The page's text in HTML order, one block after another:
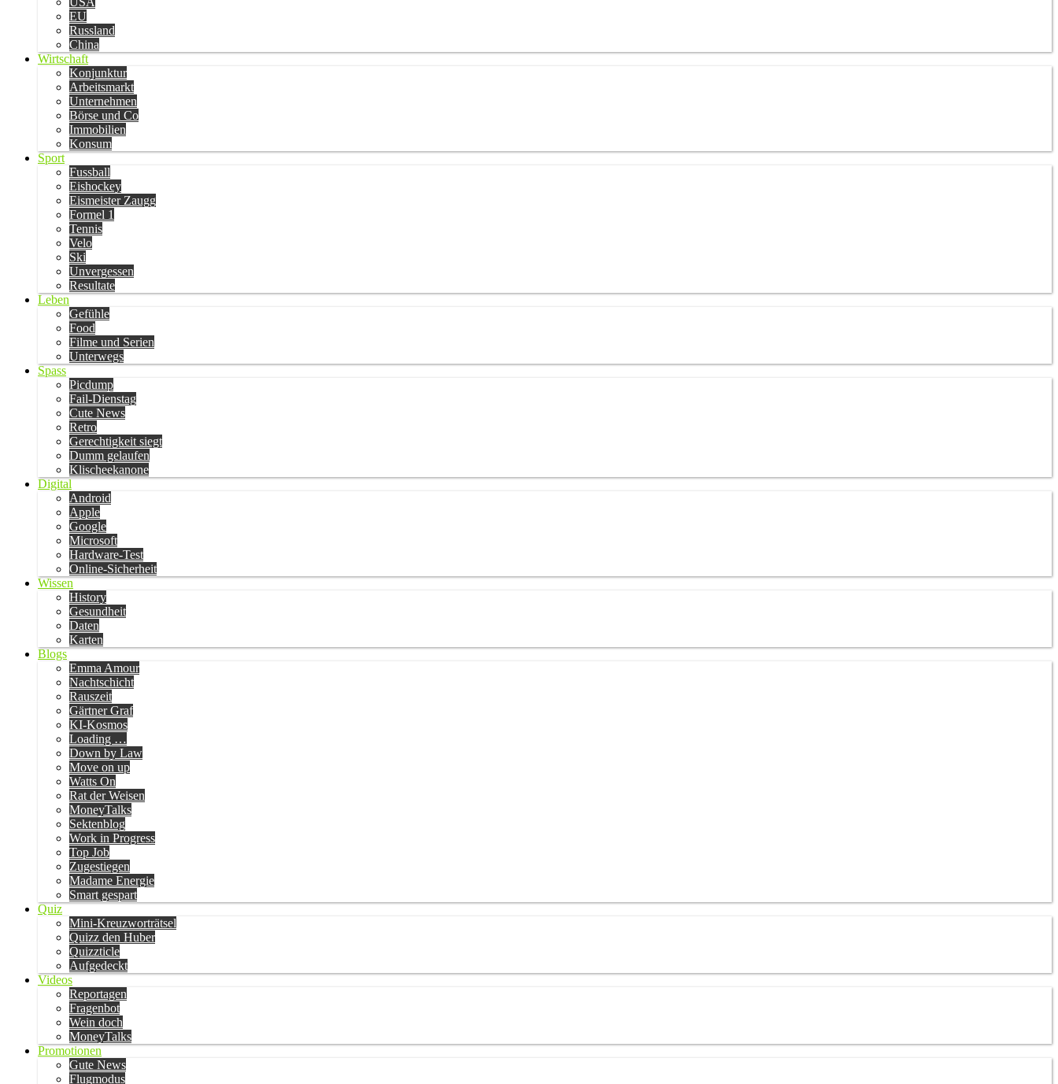
EU
Russland
China
Wirtschaft
Konjunktur
Arbeitsmarkt
Unternehmen
Börse und Co
Immobilien
Konsum
Sport
Fussball
Eishockey
Eismeister Zaugg
Formel 1
Tennis
Velo
Ski
Unvergessen
Resultate
Leben
Gefühle
Food
Filme und Serien
Unterwegs
Spass
Picdump
Fail-Dienstag
Cute News
Retro
Gerechtigkeit siegt
Dumm gelaufen
Klischeekanone
Digital
Android
Apple
Google
Microsoft
Hardware-Test
Online-Sicherheit
Wissen
History
Gesundheit
Daten
Karten
Blogs
Emma Amour
Nachtschicht
Rauszeit
Gärtner Graf
KI-Kosmos
Loading …
Down by Law
Move on up
Watts On
Rat der Weisen
MoneyTalks
Sektenblog
Work in Progress
Top Job
Zugestiegen
Madame Energie
Smart gespart
Quiz
Mini-Kreuzworträtsel
Quizz den Huber
Quizzticle
Aufgedeckt
Videos
Reportagen
Fragenbot
Wein doch
MoneyTalks
Promotionen
Gute News
Flugmodus